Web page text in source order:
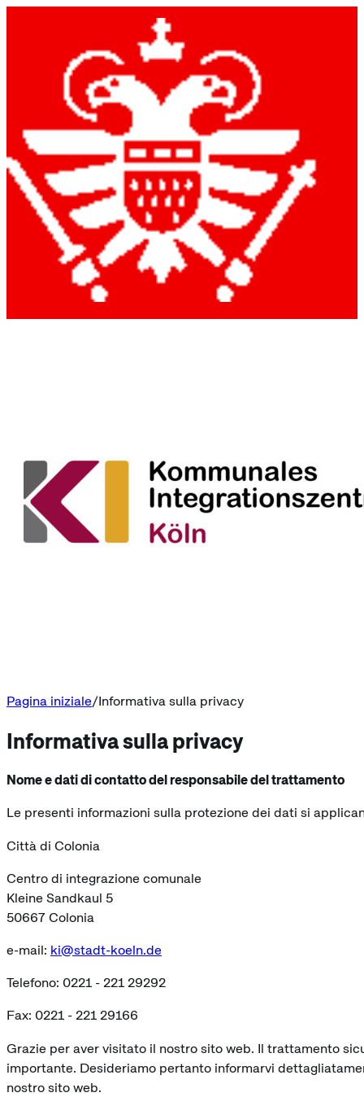
Pagina iniziale Informativa sulla privacy
Informativa sulla privacy
Nome e dati di contatto del responsabile del trattamento
Le presenti informazioni sulla protezione dei dati si
Città di Colonia
Centro di integrazione comunale
Kleine Sandkaul 5
50667 Colonia
e-mail: ki@stadt-koeln.de
Telefono: 0221 - 221 29292
Fax: 0221 - 221 29166
Grazie per aver visitato il nostro sito web. Il trattamento
importante. Desideriamo pertanto informarvi
nostro sito web.